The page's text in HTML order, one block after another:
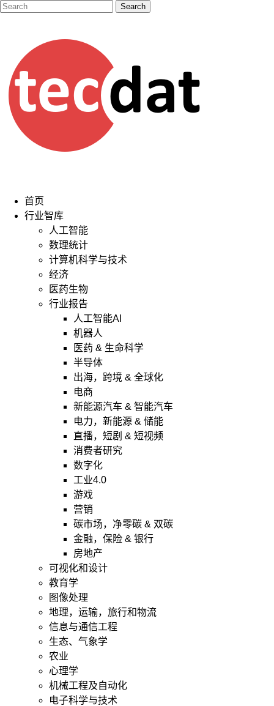
首页
行业智库
人工智能
数理统计
计算机科学与技术
经济
医药生物
行业报告
人工智能AI
机器人
医药 & 生命科学
半导体
出海，跨境 & 全球化
电商
新能源汽车 & 智能汽车
电力，新能源 & 储能
直播，短剧 & 短视频
消费者研究
数字化
工业4.0
游戏
营销
碳市场，净零碳 & 双碳
金融，保险 & 银行
房地产
可视化和设计
教育学
图像处理
地理，运输，旅行和物流
信息与通信工程
生态、气象学
农业
心理学
机械工程及自动化
电子科学与技术